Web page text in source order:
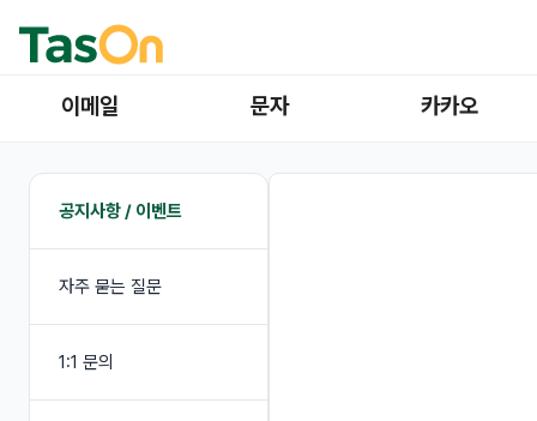
이메일 문자 카카오
공지사항 / 이벤트
자주 묻는 질문
1:1 문의